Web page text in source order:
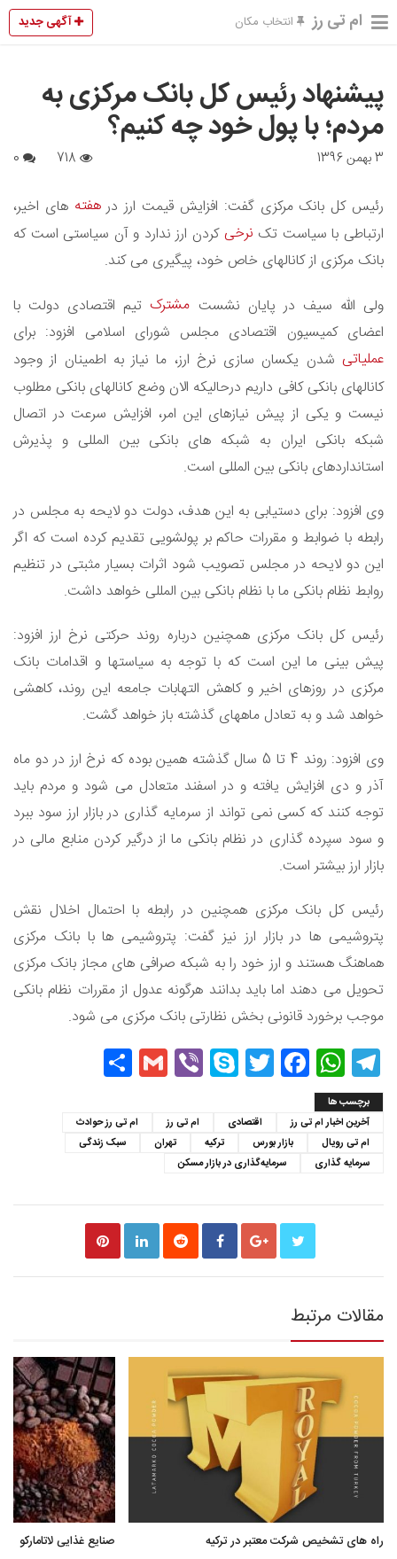
ام تی رز انتخاب مکان آگهی جدید
پیشنهاد رئیس کل بانک مرکزی به
مردم؛ با پول خود چه کنیم؟
3 بهمن 1396
رئیس کل بانک مرکزی گفت: افزایش قیمت ارز درهفتههای اخیر،
ارتباطی با سیاست تک نرخیکردن ارز ندارد و آن سیاستی است که
بانک مرکزی از کانالهای خاص خود، پیگیری می کند.
ولی الله سیف در پایان نشست مشترک تیم اقتصادی دولت با
اعضای کمیسیون اقتصادی مجلس شورای اسلامی افزود: برای
عملیاتی شدن یکسان سازی نرخ ارز، ما نیاز به اطمینان از وجود
کانالهای بانکی کافی داریم درحالیکه الان وضع کانالهای بانکی مطلوب
نیست و یکی از پیش نیازهای این امر، افزایش سرعت در اتصال
شبکه بانکی ایران به شبکه های بانکی بین المللی و پذیرش
استانداردهای بانکی بین المللی است.
وی افزود: برای دستیابی به این هدف، دولت دو لایحه به مجلس در
رابطه با ضوابط و مقررات حاکم بر پولشویی تقدیم کرده است که اگر
این دو لایحه در مجلس تصویب شود اثرات بسیار مثبتی در تنظیم
روابط نظام بانکی ما با نظام بانکی بین المللی خواهد داشت.
رئیس کل بانک مرکزی همچنین درباره روند حرکتی نرخ ارز افزود:
پیش بینی ما این است که با توجه به سیاستها و اقدامات بانک
مرکزی در روزهای اخیر و کاهش التهابات جامعه این روند، کاهشی
خواهد شد و به تعادل ماههای گذشته باز خواهد گشت.
وی افزود: روند 4 تا 5 سال گذشته همین بوده که نرخ ارز در دو ماه
آذر و دی افزایش یافته و در اسفند متعادل می شود و مردم باید
توجه کنند که کسی نمی تواند از سرمایه گذاری در بازار ارز سود ببرد
و سود سپرده گذاری در نظام بانکی ما از درگیر کردن منابع مالی در
بازار ارز بیشتر است.
رئیس کل بانک مرکزی همچنین در رابطه با احتمال اخلال نقش
پتروشیمی ها در بازار ارز نیز گفت: پتروشیمی ها با بانک مرکزی
هماهنگ هستند و ارز خود را به شبکه صرافی های مجاز بانک مرکزی
تحویل می دهند اما باید بدانند هرگونه عدول از مقررات نظام بانکی
موجب برخورد قانونی بخش نظارتی بانک مرکزی می شود.
Telegram
WhatsApp
Facebook
Twitter
Skype
Viber
Gmail
برچسب ها
آخرین اخبار ام تی رز
اقتصادی ام تی رز
ام تی رز حوادث
ام تی رویال
بازار بورس ترکیه تهران
سبک زندگی
سرمایه گذاری
سرمایه‌گذاری در بازار مسکن
مقالات مرتبط
راه های تشخیص شرکت معتبر در ترکیه صنایع غذایی لاتامارکو